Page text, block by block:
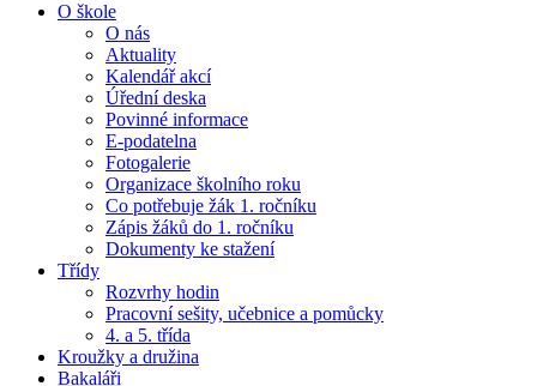
O škole
O nás
Aktuality
Kalendář akcí
Úřední deska
Povinné informace
E-podatelna
Fotogalerie
Organizace školního roku
Co potřebuje žák 1. ročníku
Zápis žáků do 1. ročníku
Dokumenty ke stažení
Třídy
Rozvrhy hodin
Pracovní sešity, učebnice a pomůcky
4. a 5. třída
Kroužky a družina
Bakaláři